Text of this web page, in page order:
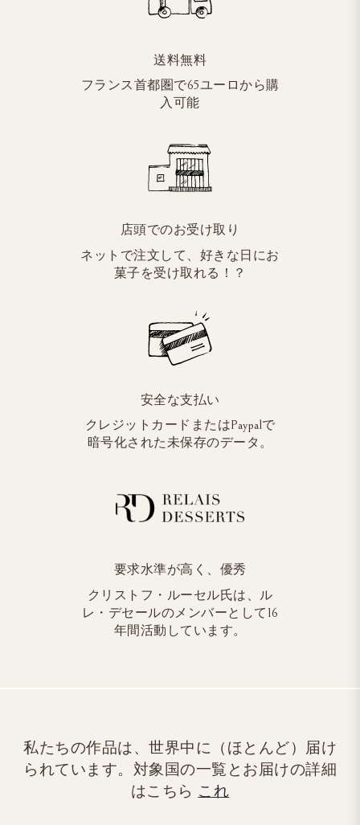
送料無料
フランス首都圏で65ユーロから購
入可能
店頭でのお受け取り
ネットで注文して、好きな日にお
菓子を受け取れる！？
安全な支払い
クレジットカードまたはPaypalで
暗号化された未保存のデータ。
要求水準が高く、優秀
クリストフ・ルーセル氏は、ル
レ・デセールのメンバーとして16
年間活動しています。
私たちの作品は、世界中に（ほとんど）届け
られています。対象国の一覧とお届けの詳細
はこちら これ